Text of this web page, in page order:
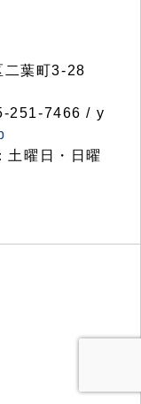
二葉町3-28
251-7466 / y
曜日・日曜